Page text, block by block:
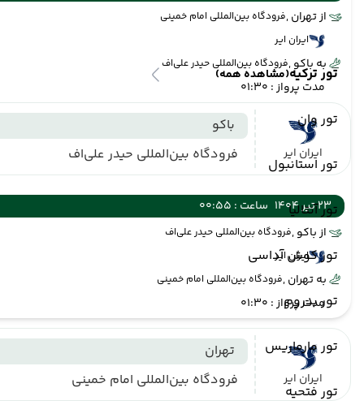
تور ترکیه(مشاهده همه)
تور وان
تور استانبول
تور آنتالیا
تور کوش آداسی
تور بدروم
تور مارماریس
تور فتحیه
از تهران ,فرودگاه بین‌المللی امام خمینی
ایران ایر
به باکو ,فرودگاه بین‌المللی حیدر علی‌اف
مدت پرواز : 01:30
ایران ایر
باکو
فرودگاه بین‌المللی حیدر علی‌اف
23 تیر 1404
ساعت : 00:55
از باکو ,فرودگاه بین‌المللی حیدر علی‌اف
ایران ایر
به تهران ,فرودگاه بین‌المللی امام خمینی
مدت پرواز : 01:30
ایران ایر
تهران
فرودگاه بین‌المللی امام خمینی